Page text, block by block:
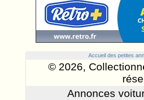
Accueil des petites
© 2026,
Annonces